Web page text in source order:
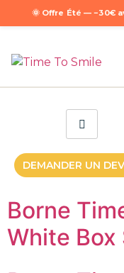
🌞 Offre Été — −30€
DEMANDER UN
Borne
White Box